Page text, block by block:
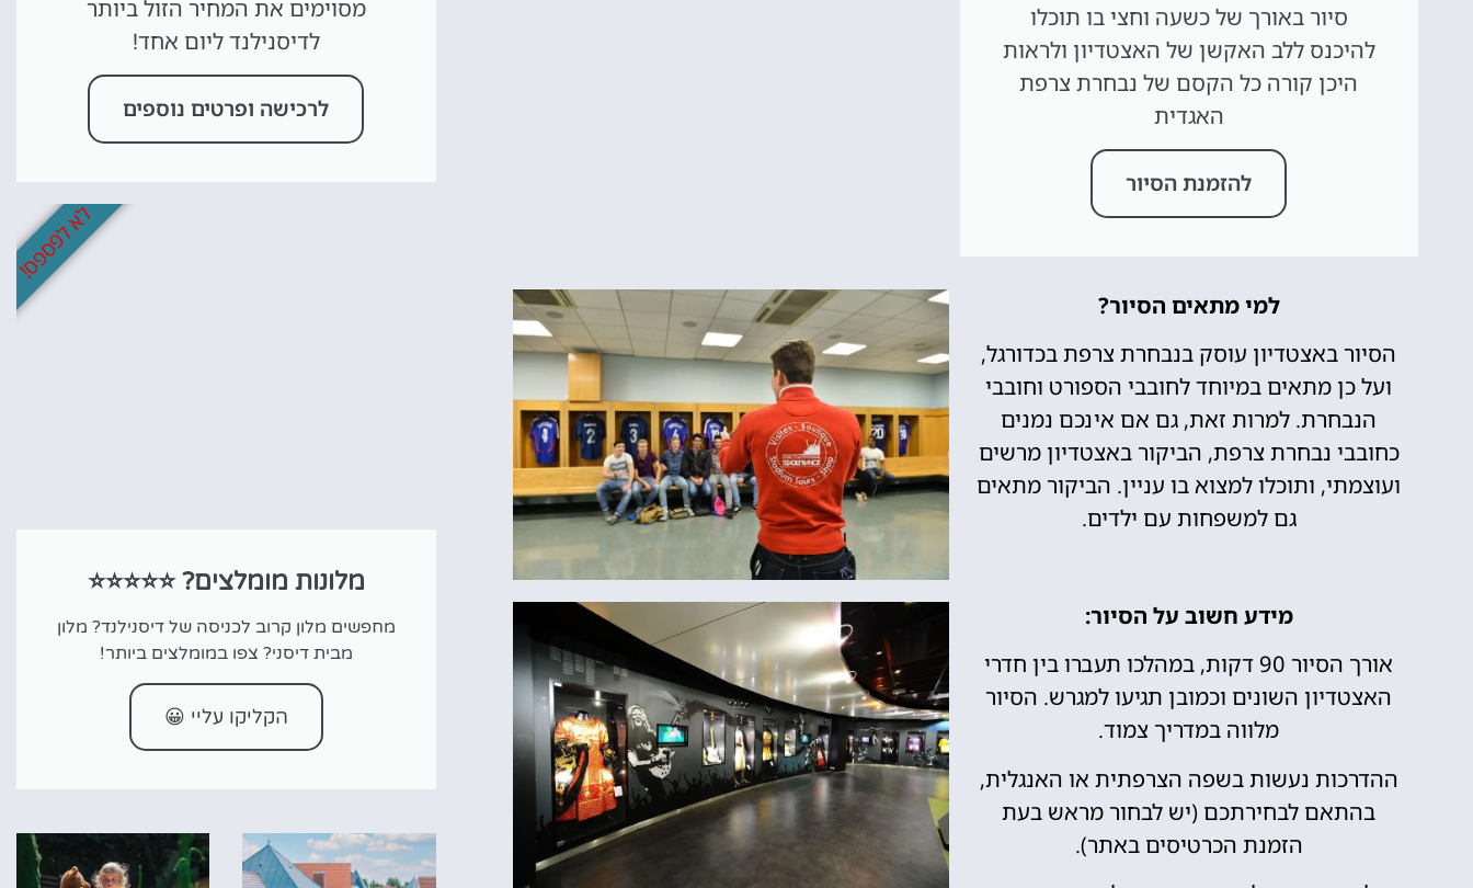
סיור באורך של כשעה וחצי בו תוכלו
להיכנס ללב האקשן של האצטדיון ולראות
היכן קורה כל הקסם של נבחרת צרפת
האגדית
להזמנת הסיור
למי מתאים הסיור?
הסיור באצטדיון עוסק בנבחרת צרפת בכדורגל,
ועל כן מתאים במיוחד לחובבי הספורט וחובבי
הנבחרת. למרות זאת, גם אם אינכם נמנים
כחובבי נבחרת צרפת, הביקור באצטדיון מרשים
ועוצמתי, ותוכלו למצוא בו עניין. הביקור מתאים
גם למשפחות עם ילדים.
מידע חשוב על הסיור:
אורך הסיור 90 דקות, במהלכו תעברו בין חדרי
האצטדיון השונים וכמובן תגיעו למגרש. הסיור
מלווה במדריך צמוד.
ההדרכות נעשות בשפה הצרפתית או האנגלית,
בהתאם לבחירתכם (יש לבחור מראש בעת
הזמנת הכרטיסים באתר).
מסוימים את המחיר הזול ביותר
לדיסנילנד ליום אחד!
לרכישה ופרטים נוספים
מלונות מומלצים? ⭐⭐⭐⭐⭐
מחפשים מלון קרוב לכניסה של דיסנילנד? מלון
מבית דיסני? צפו במומלצים ביותר!
הקליקו עליי 😀
לא לפספס!